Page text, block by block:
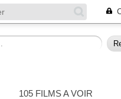
105 FILMS A VOIR